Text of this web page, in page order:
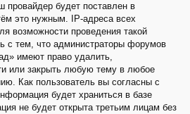
провайдер будет поставлен в
это нужным. IP-адреса всех
возможности проведения такой
с тем, что администраторы форумов
имеют право удалить,
или закрыть любую тему в любое
Как пользователь вы согласны с
будет храниться в базе
не будет открыта третьим лицам без